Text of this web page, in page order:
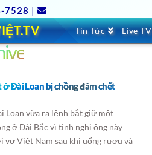
7528 |
Tin Tức Live TV
ở Đài Loan bị chồng đâm chết
Loan vừa ra lệnh bắt giữ một
ở Đài Bắc vì tình nghi ông này
vợ Việt Nam sau khi uống rượu và